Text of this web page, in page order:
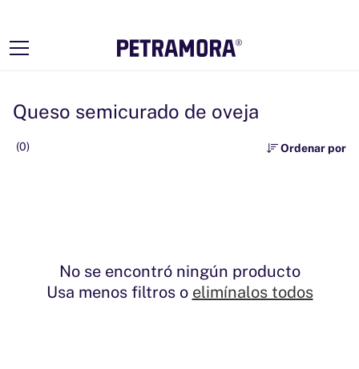
Queso semicurado de oveja
(0) Ordenar por
No se encontró ningún producto
Usa menos filtros o elimínalos todos